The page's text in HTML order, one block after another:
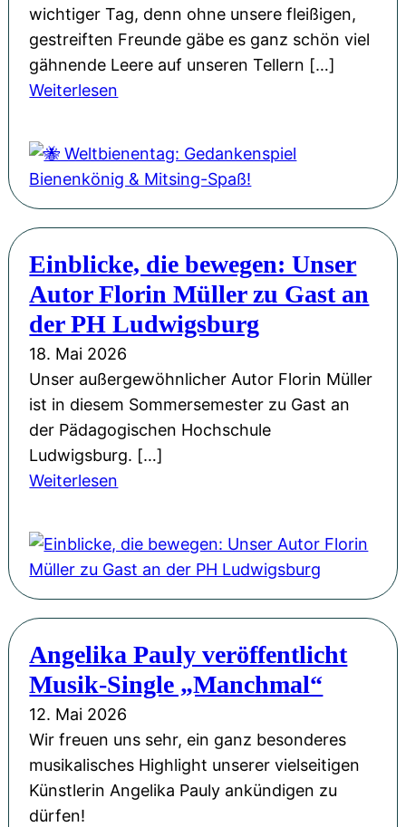
n
e
u
e
w
d
v
l
r
H
o
f
f
n
u
n
g
u
n
d
M
u
i
n
M
ü
l
l
wichtiger Tag, denn ohne unsere fleißigen,
gestreiften Freunde gäbe es ganz schön viel
gähnende Leere auf unseren Tellern […]
Weiterlesen
e
l
t
i
e
n
e
t
g
:
G
d
a
n
k
e
n
s
p
i
e
l
Einblicke, die bewegen: Unser
Autor Florin Müller zu Gast an
der PH Ludwigsburg
18. Mai 2026
Unser außergewöhnlicher Autor Florin Müller
ist in diesem Sommersemester zu Gast an
der Pädagogischen Hochschule
Ludwigsburg. […]
Weiterlesen
n
b
l
c
k
e
,
d
i
Angelika Pauly veröffentlicht
Musik-Single „Manchmal“
12. Mai 2026
Wir freuen uns sehr, ein ganz besonderes
musikalisches Highlight unserer vielseitigen
Künstlerin Angelika Pauly ankündigen zu
dürfen!